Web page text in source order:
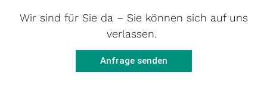
Wir sind für Sie da – Sie können sich auf uns
verlassen.
Anfrage senden